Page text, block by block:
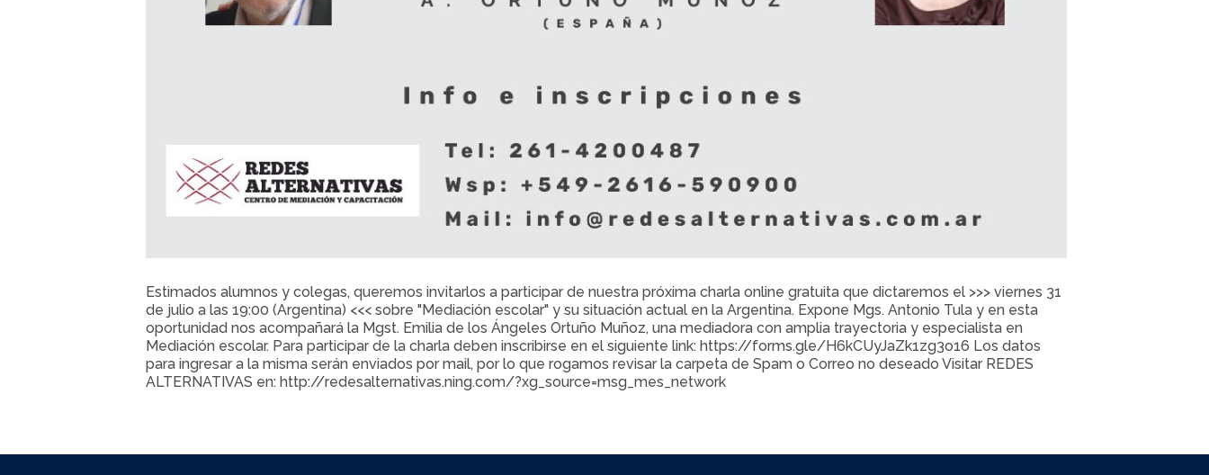
Estimados alumnos y colegas, queremos invitarlos a participar de nuestra próxima charla online gratuita que dictaremos el >>> viernes 31
de julio a las 19:00 (Argentina) <<< sobre "Mediación escolar" y su situación actual en la Argentina. Expone Mgs. Antonio Tula y en esta
oportunidad nos acompañará la Mgst. Emilia de los Ángeles Ortuño Muñoz, una mediadora con amplia trayectoria y especialista en
Mediación escolar. Para participar de la charla deben inscribirse en el siguiente link: https://forms.gle/H6kCUyJaZk1zg3o16 Los datos
para ingresar a la misma serán enviados por mail, por lo que rogamos revisar la carpeta de Spam o Correo no deseado Visitar REDES
ALTERNATIVAS en: http://redesalternativas.ning.com/?xg_source=msg_mes_network